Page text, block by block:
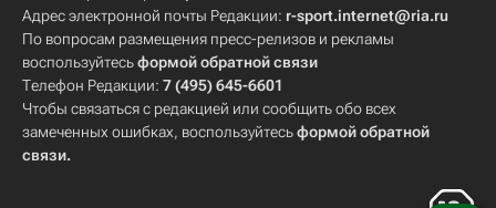
Адрес электронной почты Редакции: r-sport.internet@ria.ru
По вопросам размещения пресс-релизов и рекламы
воспользуйтесьформой обратной связи
Телефон Редакции: 7 (495) 645-6601
Чтобы связаться с редакцией или сообщить обо всех
замеченных ошибках, воспользуйтесьформой обратной
связи.